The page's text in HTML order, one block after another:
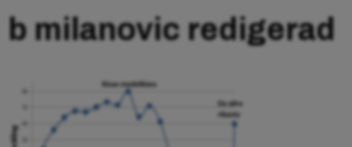
b milanovic redigerad